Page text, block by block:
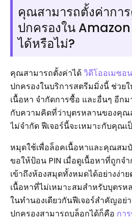
คุณสามารถตั้งค่ากา
ปกครองใน
ได้หรือไม่?
คุณสามารถตั้งค่าได้วิดีโออเมซอ
ปกครองในบริการสตรีมมิ่งนี้ ช่วย
เนื้อหา จำกัดการซื้อ และอื่นๆ อีก
กับความคิดที่ว่าบุตรหลานของคุณ
ไม่จำกัด ฟีเจอร์นี้จะเหมาะกับคุณเ
หมุดใช้เพื่อล็อคเนื้อหาและคุณสม
ขอให้ป้อน PIN เมื่อดูเนื้อหาที่ถูกจ
เข้าถึงห้องสมุดทั้งหมดได้อย่างง่า
เนื้อหาที่ไม่เหมาะสมสำหรับบุตร
ในทำนองเดียวกันฟีเจอร์สำคัญอย่
ปกครองสามารถบล็อกได้ก็คือ กา